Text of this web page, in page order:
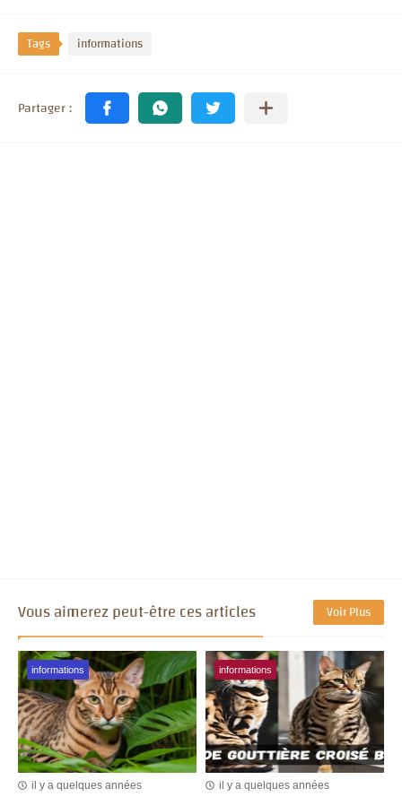
Tags informations
Vous aimerez peut-être ces articles Voir Plus
informations
il y a quelques années
informations
il y a quelques années